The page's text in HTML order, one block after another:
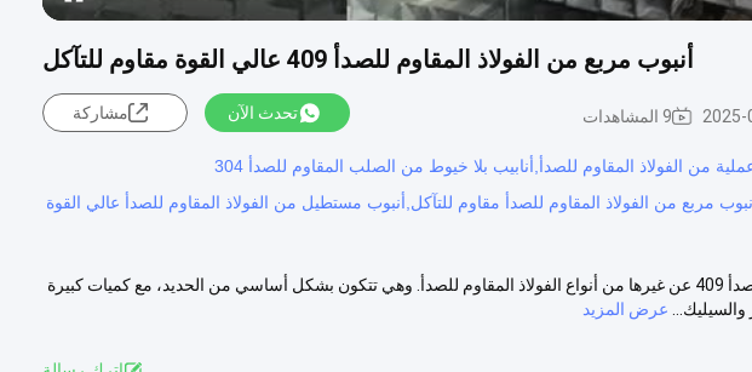
أنبوب مربع من الفولاذ المقاوم للصدأ 409 عالي القوة مقاوم للتآكل
2025- 9 المشاهدات تحدث الآن مشاركة
من الفولاذ المقاوم للصدأ,أنابيب بلا خيوط من الصلب المقاوم للصدأ 304
تتميز التركيبة الكيميائية لأنابيب الفولاذ المقاوم للصدأ 409 عن غيرها من أنواع الفولاذ المقاوم للصدأ. وهي تتكون بشكل أساسي من الحديد، مع كميات كبيرة
عرض المزيد